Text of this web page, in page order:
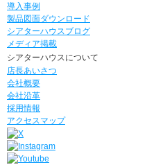
導入事例
製品図面ダウンロード
シアターハウスブログ
メディア掲載
シアターハウスについて
店長あいさつ
会社概要
会社沿革
採用情報
アクセスマップ